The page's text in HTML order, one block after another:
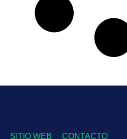
SITIO WEB
CONTACTO